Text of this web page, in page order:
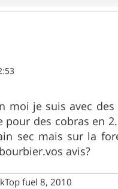
moi je suis avec des
pour des cobras en
sec mais sur la
avis?
fuel 8, 2010